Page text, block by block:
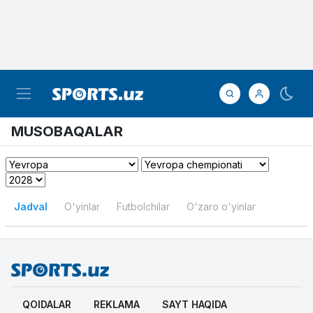
MUSOBAQALAR
Jadval O'yinlar Futbolchilar O'zaro o'yinlar
QOIDALAR REKLAMA SAYT HAQIDA